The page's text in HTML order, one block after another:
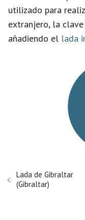
utilizado para
extranjero, la
añadiendo el lada
Lada de Gibraltar
(Gibraltar)